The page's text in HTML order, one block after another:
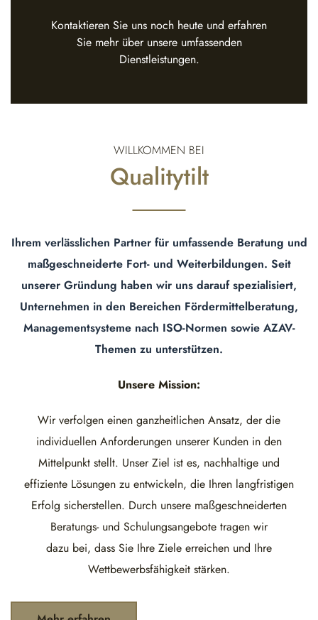
Kontaktieren Sie uns noch heute und erfahren
Sie mehr über unsere umfassenden
Dienstleistungen.
WILLKOMMEN BEI
Qualitytilt
Ihrem verlässlichen Partner für umfassende Beratung und
maßgeschneiderte Fort- und Weiterbildungen. Seit
unserer Gründung haben wir uns darauf spezialisiert,
Unternehmen in den Bereichen Fördermittelberatung,
Managementsysteme nach ISO-Normen sowie AZAV-
Themen zu unterstützen.
Unsere Mission:
Wir verfolgen einen ganzheitlichen Ansatz, der die
individuellen Anforderungen unserer Kunden in den
Mittelpunkt stellt. Unser Ziel ist es, nachhaltige und
effiziente Lösungen zu entwickeln, die Ihren langfristigen
Erfolg sicherstellen. Durch unsere maßgeschneiderten
Beratungs- und Schulungsangebote tragen wir
dazu bei, dass Sie Ihre Ziele erreichen und Ihre
Wettbewerbsfähigkeit stärken.